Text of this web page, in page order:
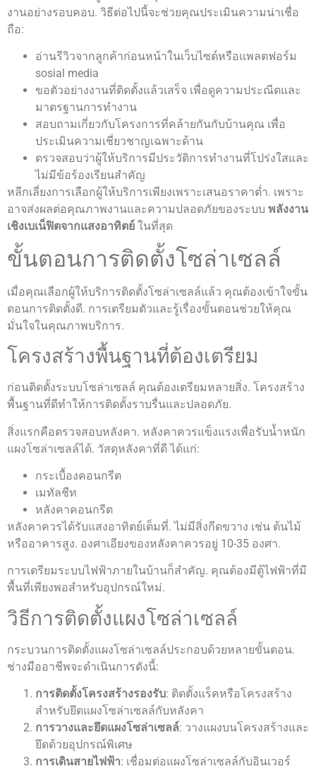
งานอย่างรอบคอบ. วิธีต่อไปนี้จะช่วยคุณประเมินความน่าเชื่อ
ถือ:
อ่านรีวิวจากลูกค้าก่อนหน้าในเว็บไซต์หรือแพลตฟอร์ม
sosial media
ขอตัวอย่างงานที่ติดตั้งแล้วเสร็จ เพื่อดูความประณีตและ
มาตรฐานการทำงาน
สอบถามเกี่ยวกับโครงการที่คล้ายกันกับบ้านคุณ เพื่อ
ประเมินความเชี่ยวชาญเฉพาะด้าน
ตรวจสอบว่าผู้ให้บริการมีประวัติการทำงานที่โปร่งใสและ
ไม่มีข้อร้องเรียนสำคัญ
หลีกเลี่ยงการเลือกผู้ให้บริการเพียงเพราะเสนอราคาต่ำ. เพราะ
อาจส่งผลต่อคุณภาพงานและความปลอดภัยของระบบ พลังงาน
เชิงเบเน็ฟิตจากแสงอาทิตย์ ในที่สุด
ขั้นตอนการติดตั้งโซล่าเซลล์
เมื่อคุณเลือกผู้ให้บริการติดตั้งโซล่าเซลล์แล้ว คุณต้องเข้าใจขั้น
ตอนการติดตั้งดี. การเตรียมตัวและรู้เรื่องขั้นตอนช่วยให้คุณ
มั่นใจในคุณภาพบริการ.
โครงสร้างพื้นฐานที่ต้องเตรียม
ก่อนติดตั้งระบบโซล่าเซลล์ คุณต้องเตรียมหลายสิ่ง. โครงสร้าง
พื้นฐานที่ดีทำให้การติดตั้งราบรื่นและปลอดภัย.
สิ่งแรกคือตรวจสอบหลังคา. หลังคาควรแข็งแรงเพื่อรับน้ำหนัก
แผงโซล่าเซลล์ได้. วัสดุหลังคาที่ดี ได้แก่:
กระเบื้องคอนกรีต
เมทัลชีท
หลังคาคอนกรีต
หลังคาควรได้รับแสงอาทิตย์เต็มที่. ไม่มีสิ่งกีดขวาง เช่น ต้นไม้
หรืออาคารสูง. องศาเอียงของหลังคาควรอยู่ 10-35 องศา.
การเตรียมระบบไฟฟ้าภายในบ้านก็สำคัญ. คุณต้องมีตู้ไฟฟ้าที่มี
พื้นที่เพียงพอสำหรับอุปกรณ์ใหม่.
วิธีการติดตั้งแผงโซล่าเซลล์
กระบวนการติดตั้งแผงโซล่าเซลล์ประกอบด้วยหลายขั้นตอน.
ช่างมืออาชีพจะดำเนินการดังนี้:
การติดตั้งโครงสร้างรองรับ: ติดตั้งแร็คหรือโครงสร้าง
สำหรับยึดแผงโซล่าเซลล์กับหลังคา
การวางและยึดแผงโซล่าเซลล์: วางแผงบนโครงสร้างและ
ยึดด้วยอุปกรณ์พิเศษ
การเดินสายไฟฟ้า: เชื่อมต่อแผงโซล่าเซลล์กับอินเวอร์